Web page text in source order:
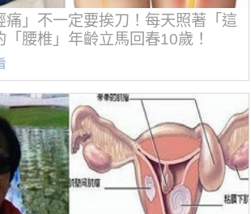
痛」不一定要挨刀！每天照著「這
腰椎」年齡立馬回春10歲！